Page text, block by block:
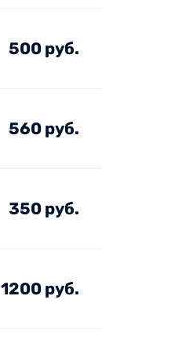
500 руб.
560 руб.
350 руб.
1200 руб.